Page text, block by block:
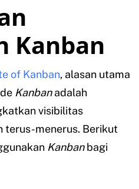
Kanban
of Kanban, alasan utama
Kanbanadalah
visibilitas
terus-menerus. Berikut
Kanbanbagi